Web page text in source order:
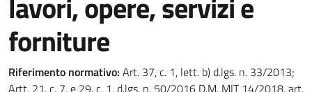
forniture
Riferimento normativo: Art. 37, c. 1, lett. b) d.lgs. n. 33/2013;
Artt. 21, c. 7, e 29, c. 1, d.lgs. n. 50/2016 D.M. MIT 14/2018, art.